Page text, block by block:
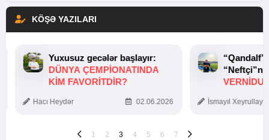
KÖŞƏ YAZILARI
Yuxusuz gecələr başlayır:
DÜNYA ÇEMPIONATINDA
KIM FAVORITDIR?
Hacı Heydər 02.06.2026 İsmayıl
1 2 3 4 5 6 7